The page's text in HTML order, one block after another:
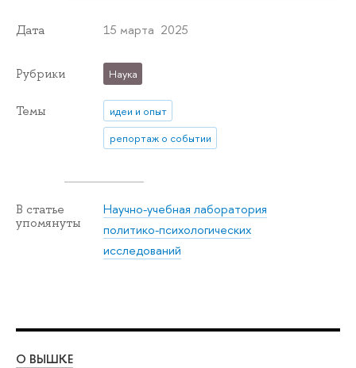
Дата 15 марта 2025
Рубрики Наука
Темы
идеи и опыт
репортаж о событии
В статье
упомянуты
Научно-учебная лаборатория
политико-психологических
исследований
О ВЫШКЕ